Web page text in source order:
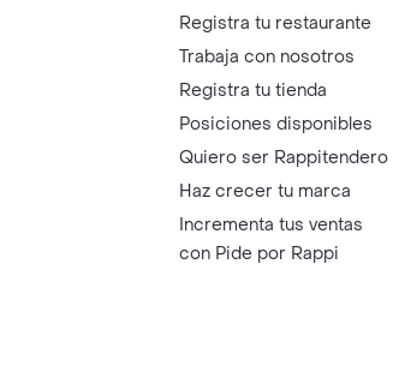
Registra tu restaurante
Trabaja con nosotros
Registra tu tienda
Posiciones disponibles
Quiero ser Rappitendero
Haz crecer tu marca
Incrementa tus ventas
con Pide por Rappi